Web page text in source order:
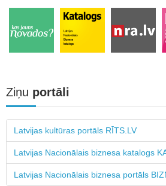
Ziņu portāli
Latvijas kultūras portāls RĪTS.LV
Latvijas Nacionālais biznesa katalogs
Latvijas Nacionālais biznesa portāls